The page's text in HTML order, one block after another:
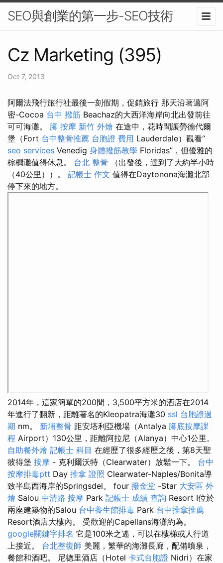
SEO與創業的第一步-SEO技術
Cz Marketing (395)
Oct 7, 2013
阿爾法飛行旅行社最後一刻假期，促銷旅行 那天沿著邁阿
密-Cocoa 台中 撥筋 Beachaz的大西洋海岸向北出發前往
可可海灘。 腳 按摩 新竹 外燴 在途中，花時間讓勞德代爾
堡（Fort 台中整骨推薦 台胞證 費用 Lauderdale）觀看“
seo services Venedig 身體撥筋教學 Floridas”，但優雅的
棕櫚灘值得休息。 台北 整骨 （出發後，達到了大約半小時
（40公里））。 記帳士 作文 值得在Daytonona海灘北部
停下來的地方。
2014年，這家簡單的200間，3,500平方米的酒店在2014
年進行了翻新，距離著名的Kleopatra海灘30 ssl 台胞證過
期 nm。 新埔整骨 距安塔利亞機場（Antalya 腳底按摩課
程 Airport）130公里，距離阿拉尼（Alanya）中心1公里。
自助餐外燴 記帳士 科目 在經歷了很多經歷之後，第8天聖
彼得堡 按摩 - 克利爾沃特（Clearwater）放鬆一下。 台中
按摩排毒ptt Day 推拿 證照 Clearwater-Naples/Bonita導
致半島西海岸的Springsdel。 four 撥金堂 -Star 大安區 外
燴 Salou 中清路 按摩 Park 記帳士 成績 查詢 Resort I位於
兩座建築物的Salou 台中養生館排毒 Park 台中推拿推薦
Resort酒店大樓內。 受歡迎的Capellans海灘約為。
google關鍵字排名 它是100米之遙，可以在樓梯或人行道
上接近。 台北整復師 美麗，繁華的海灘長廊，配備噴泉，
餐館和酒吧。 尼德里酒店（Hotel 卡式台胞證 Nidri）在家